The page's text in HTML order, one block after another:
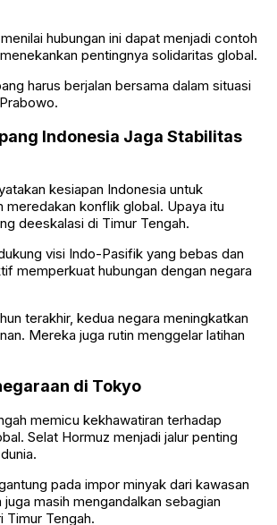
hubungan ini dapat menjadi contoh
pentingnya solidaritas global.
harus berjalan bersama dalam situasi
Indonesia Jaga Stabilitas
kesiapan Indonesia untuk
meredakan konflik global. Upaya itu
deeskalasi di Timur Tengah.
visi Indo-Pasifik yang bebas dan
memperkuat hubungan dengan negara
terakhir, kedua negara meningkatkan
Mereka juga rutin menggelar latihan
di Tokyo
memicu kekhawatiran terhadap
Selat Hormuz menjadi jalur penting
pada impor minyak dari kawasan
masih mengandalkan sebagian
Timur Tengah.